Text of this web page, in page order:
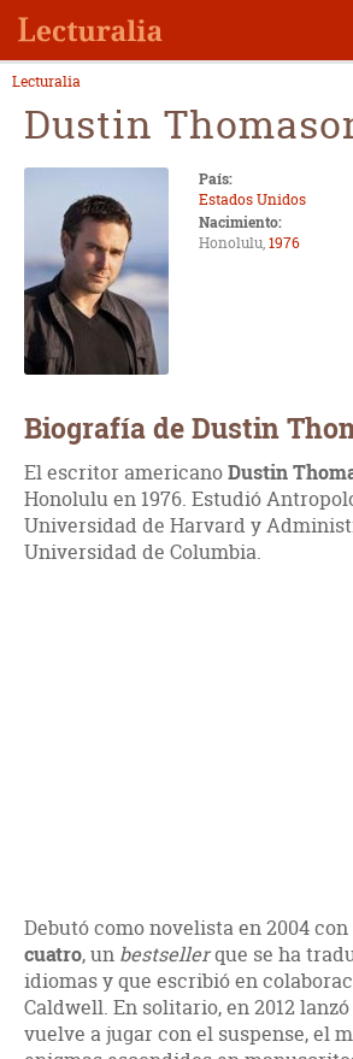
Lecturalia
Dustin
País:
Estados Unidos
Nacimiento:
Honolulu,1976
Biografía de Dustin
El escritor americanoDustin
Honolulu en 1976. Estudió
Universidad de Harvard y
Universidad de Columbia.
Debutó como novelista en 2004 con
cuatro, un bestsellerque se ha
idiomas y que escribió en
Caldwell. En solitario, en 2012 lanzó
vuelve a jugar con el suspense, el